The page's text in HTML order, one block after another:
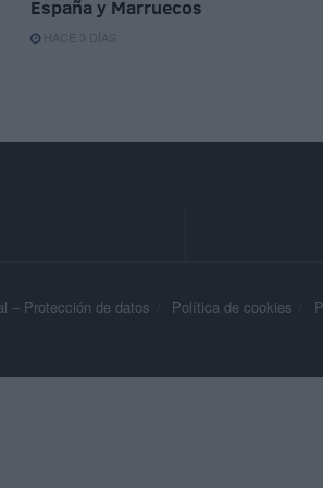
España y Marruecos
HACE 3 DÍAS
– Protección de datos Política de cookies